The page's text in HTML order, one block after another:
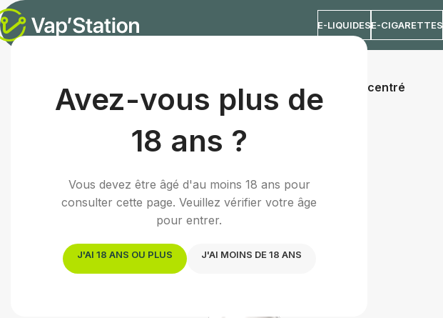
Avez-vous plus de
18 ans ?
Vous devez être âgé d'au moins 18 ans pour
consulter cette page. Veuillez vérifier votre âge
pour entrer.
J'AI 18 ANS OU PLUS J'AI MOINS DE 18 ANS
E-LIQUIDESE-CIGARETTES
/E-liquides Arômes concentrés DIY Mango | Arôme concentré